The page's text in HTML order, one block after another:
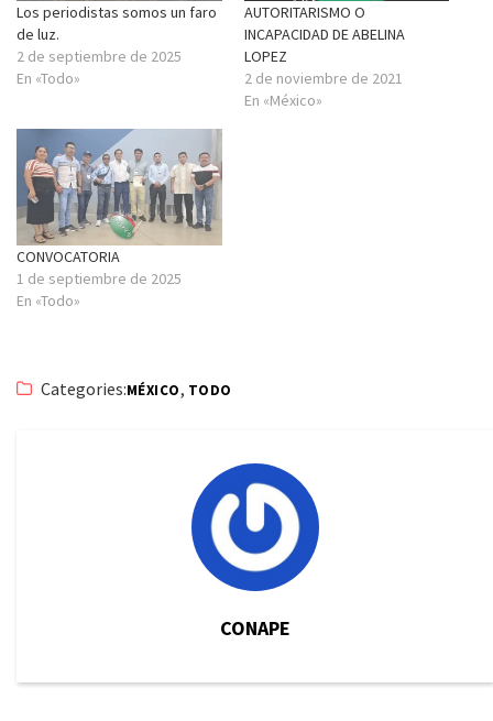
Los periodistas somos un faro
de luz.
2 de septiembre de 2025
En «Todo»
AUTORITARISMO O
INCAPACIDAD DE ABELINA
LOPEZ
2 de noviembre de 2021
En «México»
CONVOCATORIA
1 de septiembre de 2025
En «Todo»
Categories:MÉXICO, TODO
CONAPE